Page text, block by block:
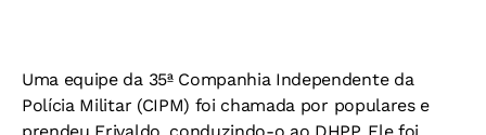
Uma equipe da 35ª Companhia Independente da
Polícia Militar (CIPM) foi chamada por populares e